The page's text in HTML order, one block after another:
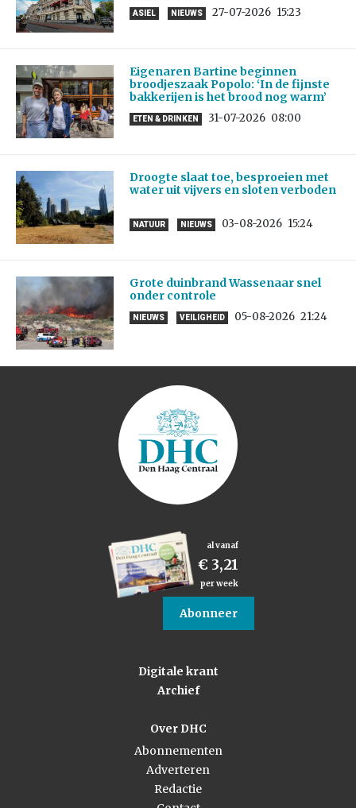
ASIEL NIEUWS 27-07-2026 15:23
Eigenaren Bartine beginnen
broodjeszaak Popolo: ‘In de fijnste
bakkerijen is het brood nog warm’
ETEN & DRINKEN 31-07-2026 08:00
Droogte slaat toe, besproeien met
water uit vijvers en sloten verboden
NATUUR NIEUWS 03-08-2026 15:24
Grote duinbrand Wassenaar snel
onder controle
NIEUWS VEILIGHEID 05-08-2026 21:24
al vanaf
€ 3,21
per week
Abonneer
Digitale krant
Archief
Over DHC
Abonnementen
Adverteren
Redactie